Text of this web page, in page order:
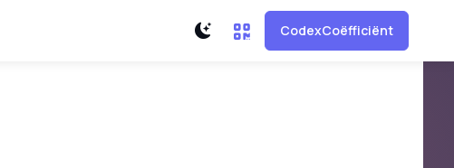
CodexCoëfficiënt